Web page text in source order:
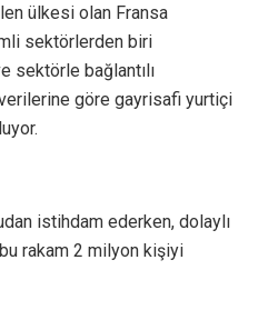
ülkesi olan Fransa
sektörlerden biri
sektörle bağlantılı
verilerine göre gayrisafi yurtiçi
istihdam ederken, dolaylı
rakam 2 milyon kişiyi